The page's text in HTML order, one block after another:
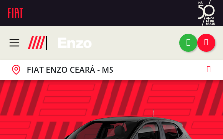
FIAT ENZO CEARÁ - MS